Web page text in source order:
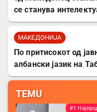
се станува
МАКЕДОНИЈА
По притисокот од
албански јазик на
TEMU
#1